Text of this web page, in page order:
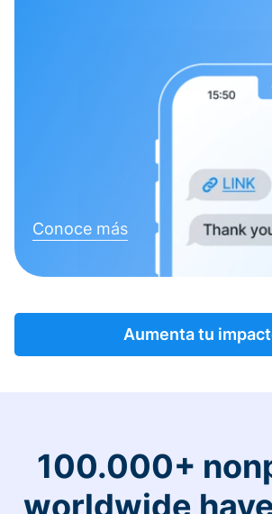
Conoce más
Aumenta tu
100.000+
worldwide